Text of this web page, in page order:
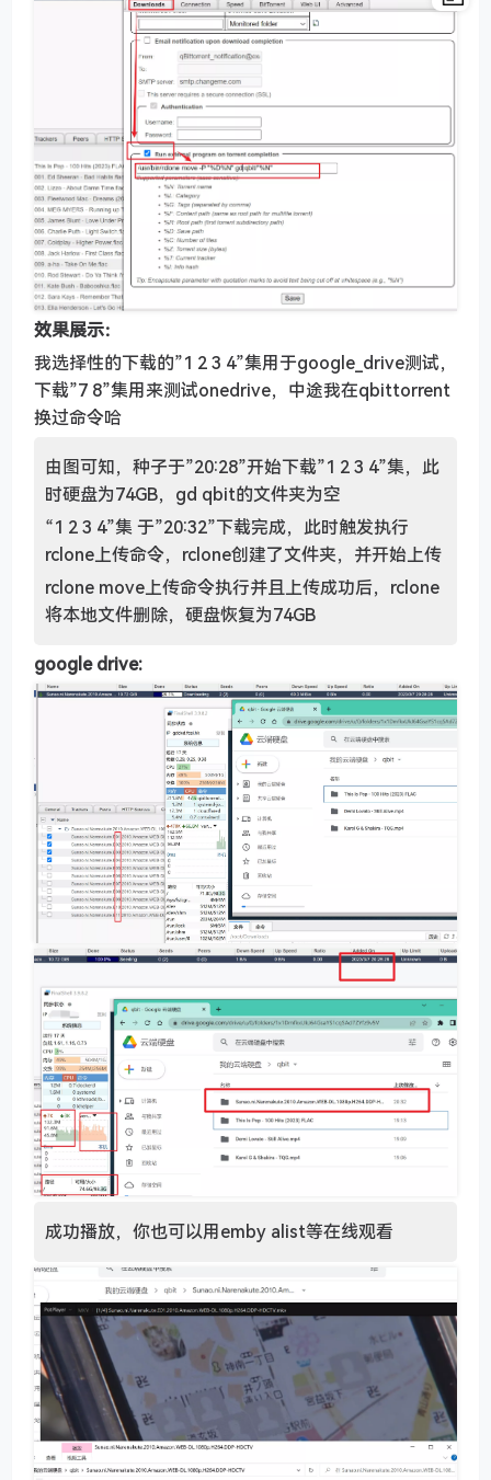
效果展示：
我选择性的下载的”1 2 3 4”集用于google_drive测试，
下载”7 8”集用来测试onedrive，中途我在qbittorrent
换过命令哈
由图可知，种子于”20:28”开始下载”1 2 3 4”集，此
时硬盘为74GB，gd qbit的文件夹为空
“1 2 3 4”集 于”20:32”下载完成，此时触发执行
rclone上传命令，rclone创建了文件夹，并开始上传
rclone move上传命令执行并且上传成功后，rclone
将本地文件删除，硬盘恢复为74GB
google drive:
成功播放，你也可以用emby alist等在线观看